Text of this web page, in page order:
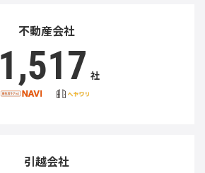
不動産会社
1,517 社
引越会社